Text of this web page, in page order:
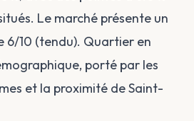
Le marché présente un
6/10 (tendu). Quartier en
porté par les
et la proximité de Saint-